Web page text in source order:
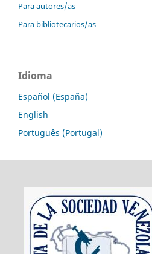
Para autores/as
Para bibliotecarios/as
Idioma
Español (España)
English
Português (Portugal)